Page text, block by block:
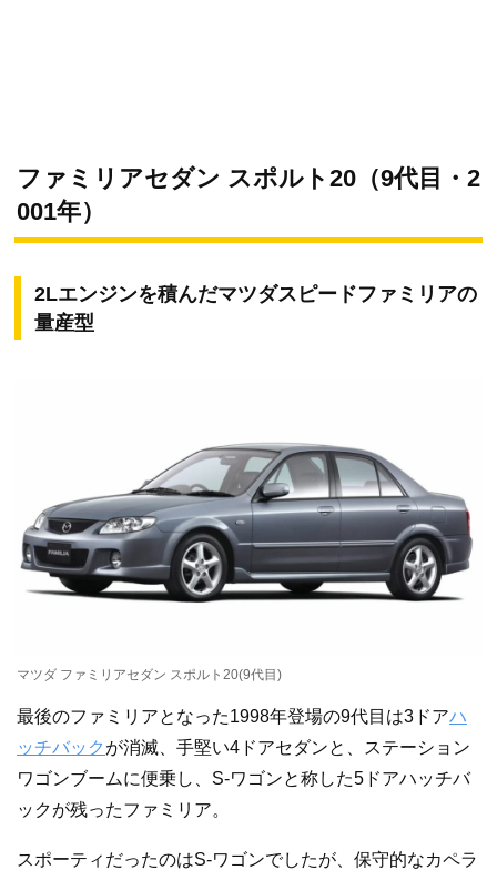
ファミリアセダン スポルト20（9代目・2
001年）
2Lエンジンを積んだマツダスピードファミリアの
量産型
マツダ ファミリアセダン スポルト20(9代目)
最後のファミリアとなった1998年登場の9代目は3ドアハ
ッチバック が消滅、手堅い4ドアセダンと、ステーション
ワゴンブームに便乗し、S-ワゴンと称した5ドアハッチバ
ックが残ったファミリア。
スポーティだったのはS-ワゴンでしたが、保守的なカペラ